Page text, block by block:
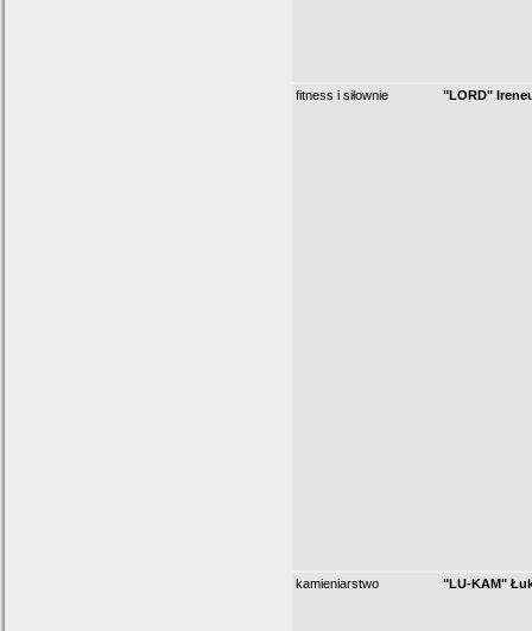
fitness i siłownie "LORD"
kamieniarstwo "LU-KAM"